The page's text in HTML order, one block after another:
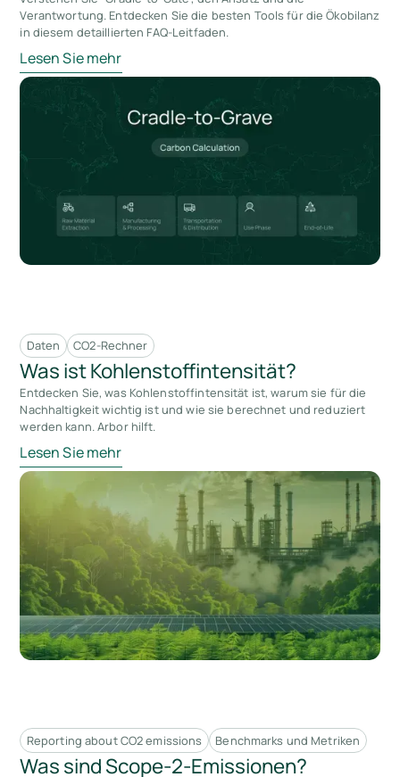
Verantwortung. Entdecken Sie die besten Tools für die Ökobilanz
in diesem detaillierten FAQ-Leitfaden.
Lesen Sie mehr
Daten CO2-Rechner
Was ist Kohlenstoffintensität?
Entdecken Sie, was Kohlenstoffintensität ist, warum sie für die
Nachhaltigkeit wichtig ist und wie sie berechnet und reduziert
werden kann. Arbor hilft.
Lesen Sie mehr
Reporting about CO2 emissions Benchmarks und Metriken
Was sind Scope-2-Emissionen?